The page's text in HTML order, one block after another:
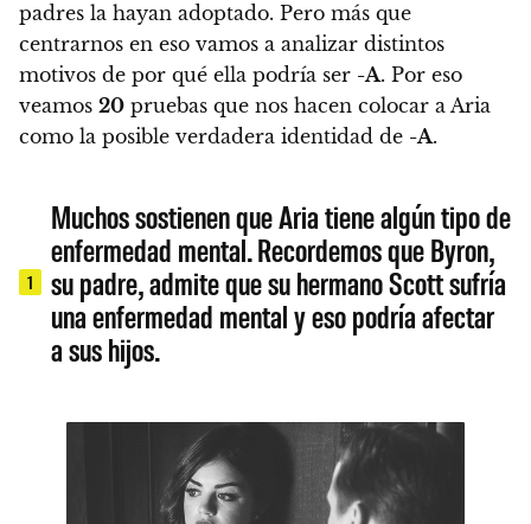
padres la hayan adoptado. Pero más que
centrarnos en eso vamos a analizar distintos
motivos de por qué ella podría ser -A. Por eso
veamos 20 pruebas que nos hacen colocar a Aria
como la posible verdadera identidad de -A.
1
Muchos sostienen que Aria tiene algún tipo de
enfermedad mental. Recordemos que Byron,
su padre, admite que su hermano Scott sufría
una enfermedad mental y eso podría afectar
a sus hijos.